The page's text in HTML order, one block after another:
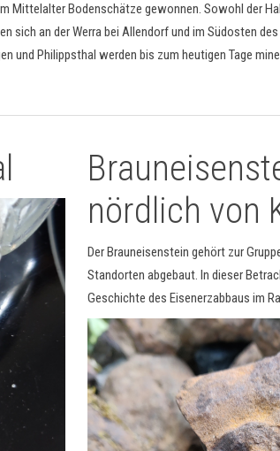
Mittelalter Bodenschätze gewonnen. Sowohl der
an der Werra bei Allendorf und im Südosten
und Philippsthal werden bis zum heutigen Tage
nördlich von
Der Brauneisenstein gehört zur
Standorten abgebaut. In dieser
Geschichte des Eisenerzabbaus im